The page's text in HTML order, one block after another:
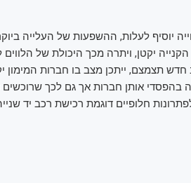
יוסיף לעלות, ההשפעות של העלייה
הקנייה יקטן, ויתרה מכך היכולת של
תצמצם, ייתכן מצב בו חברות המימון
אותן חברות אך גם לכך שרוכשים
חלופיים דוגמת רכישת רכב יד